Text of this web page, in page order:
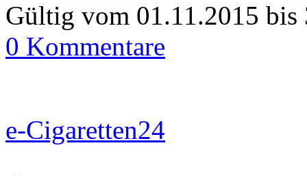
Gültig vom 01.11.2015 bis
0 Kommentare
e-Cigaretten24